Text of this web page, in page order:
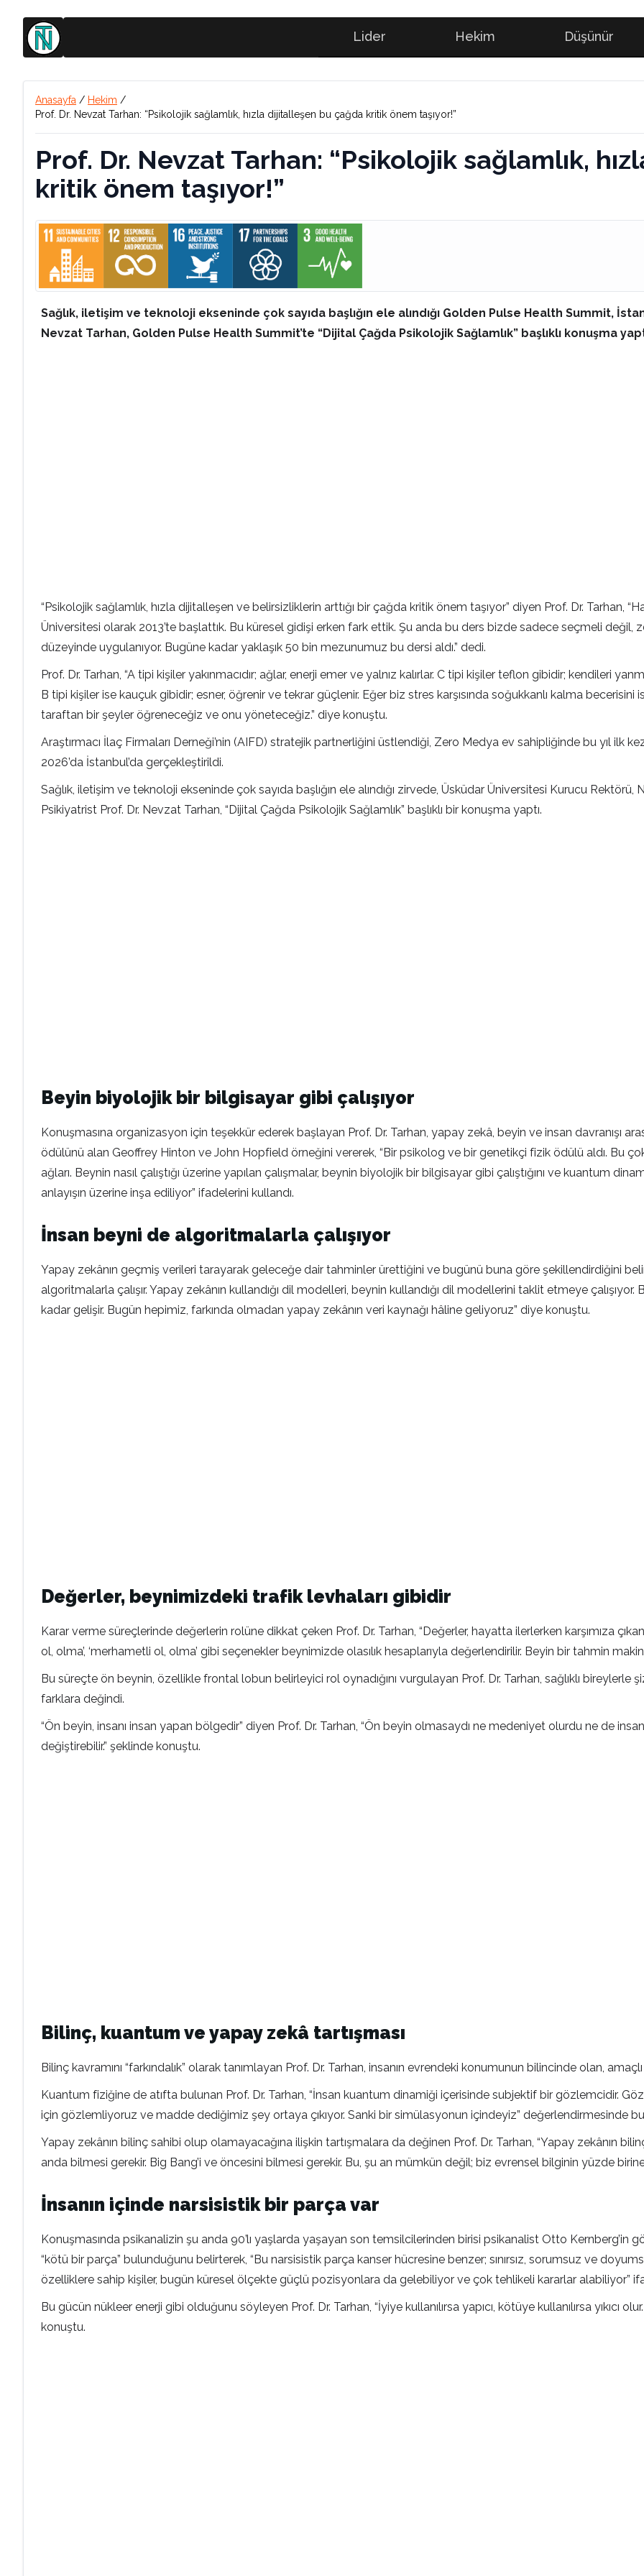
Lider Hekim Düşünür
Anasayfa / Hekim /
Prof. Dr. Nevzat Tarhan: “Psikolojik sağlamlık, hızla dijitalleşen bu çağda kritik önem taşıyor!”
Prof. Dr. Nevzat Tarhan: “Psikolojik sağlamlık,
kritik önem taşıyor!”
Sağlık, iletişim ve teknoloji ekseninde çok sayıda başlığın ele alındığı Golden Pulse Health Summit,
Nevzat Tarhan, Golden Pulse Health Summit’te “Dijital Çağda Psikolojik Sağlamlık” başlıklı konuşma
“Psikolojik sağlamlık, hızla dijitalleşen ve belirsizliklerin arttığı bir çağda kritik önem taşıyor” diyen Prof. Dr. Tarhan,
Üniversitesi olarak 2013’te başlattık. Bu küresel gidişi erken fark ettik. Şu anda bu ders bizde sadece seçmeli değil,
düzeyinde uygulanıyor. Bugüne kadar yaklaşık 50 bin mezunumuz bu dersi aldı.” dedi.
Prof. Dr. Tarhan, “A tipi kişiler yakınmacıdır; ağlar, enerji emer ve yalnız kalırlar. C tipi kişiler teflon gibidir; kendileri
B tipi kişiler ise kauçuk gibidir; esner, öğrenir ve tekrar güçlenir. Eğer biz stres karşısında soğukkanlı kalma
taraftan bir şeyler öğreneceğiz ve onu yöneteceğiz.” diye konuştu.
Araştırmacı İlaç Firmaları Derneği’nin (AIFD) stratejik partnerliğini üstlendiği, Zero Medya ev sahipliğinde bu yıl ilk
2026’da İstanbul’da gerçekleştirildi.
Sağlık, iletişim ve teknoloji ekseninde çok sayıda başlığın ele alındığı zirvede, Üsküdar Üniversitesi Kurucu
Psikiyatrist Prof. Dr. Nevzat Tarhan, “Dijital Çağda Psikolojik Sağlamlık” başlıklı bir konuşma yaptı.
Beyin biyolojik bir bilgisayar gibi çalışıyor
Konuşmasına organizasyon için teşekkür ederek başlayan Prof. Dr. Tarhan, yapay zekâ, beyin ve insan davranışı
ödülünü alan Geoffrey Hinton ve John Hopfield örneğini vererek, “Bir psikolog ve bir genetikçi fizik ödülü aldı. Bu
ağları. Beynin nasıl çalıştığı üzerine yapılan çalışmalar, beynin biyolojik bir bilgisayar gibi çalıştığını ve kuantum
anlayışın üzerine inşa ediliyor” ifadelerini kullandı.
İnsan beyni de algoritmalarla çalışıyor
Yapay zekânın geçmiş verileri tarayarak geleceğe dair tahminler ürettiğini ve bugünü buna göre şekillendirdiğini
algoritmalarla çalışır. Yapay zekânın kullandığı dil modelleri, beynin kullandığı dil modellerini taklit etmeye
kadar gelişir. Bugün hepimiz, farkında olmadan yapay zekânın veri kaynağı hâline geliyoruz” diye konuştu.
Değerler, beynimizdeki trafik levhaları gibidir
Karar verme süreçlerinde değerlerin rolüne dikkat çeken Prof. Dr. Tarhan, “Değerler, hayatta ilerlerken karşımıza
ol, olma’, ‘merhametli ol, olma’ gibi seçenekler beynimizde olasılık hesaplarıyla değerlendirilir. Beyin bir tahmin
Bu süreçte ön beynin, özellikle frontal lobun belirleyici rol oynadığını vurgulayan Prof. Dr. Tarhan, sağlıklı bireylerle
farklara değindi.
“Ön beyin, insanı insan yapan bölgedir” diyen Prof. Dr. Tarhan, “Ön beyin olmasaydı ne medeniyet olurdu ne de
değiştirebilir.” şeklinde konuştu.
Bilinç, kuantum ve yapay zekâ tartışması
Bilinç kavramını “farkındalık” olarak tanımlayan Prof. Dr. Tarhan, insanın evrendeki konumunun bilincinde olan,
Kuantum fiziğine de atıfta bulunan Prof. Dr. Tarhan, “İnsan kuantum dinamiği içerisinde subjektif bir gözlemcidir.
için gözlemliyoruz ve madde dediğimiz şey ortaya çıkıyor. Sanki bir simülasyonun içindeyiz” değerlendirmesinde
Yapay zekânın bilinç sahibi olup olamayacağına ilişkin tartışmalara da değinen Prof. Dr. Tarhan, “Yapay zekânın
anda bilmesi gerekir. Big Bang’i ve öncesini bilmesi gerekir. Bu, şu an mümkün değil; biz evrensel bilginin yüzde
İnsanın içinde narsisistik bir parça var
Konuşmasında psikanalizin şu anda 90’lı yaşlarda yaşayan son temsilcilerinden birisi psikanalist Otto Kernberg’in
“kötü bir parça” bulunduğunu belirterek, “Bu narsisistik parça kanser hücresine benzer; sınırsız, sorumsuz ve
özelliklere sahip kişiler, bugün küresel ölçekte güçlü pozisyonlara da gelebiliyor ve çok tehlikeli kararlar alabiliyor”
Bu gücün nükleer enerji gibi olduğunu söyleyen Prof. Dr. Tarhan, “İyiye kullanılırsa yapıcı, kötüye kullanılırsa yıkıcı
konuştu.